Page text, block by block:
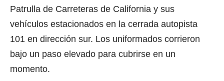
Patrulla de Carreteras de California y sus
vehículos estacionados en la cerrada autopista
101 en dirección sur. Los uniformados corrieron
bajo un paso elevado para cubrirse en un
momento.